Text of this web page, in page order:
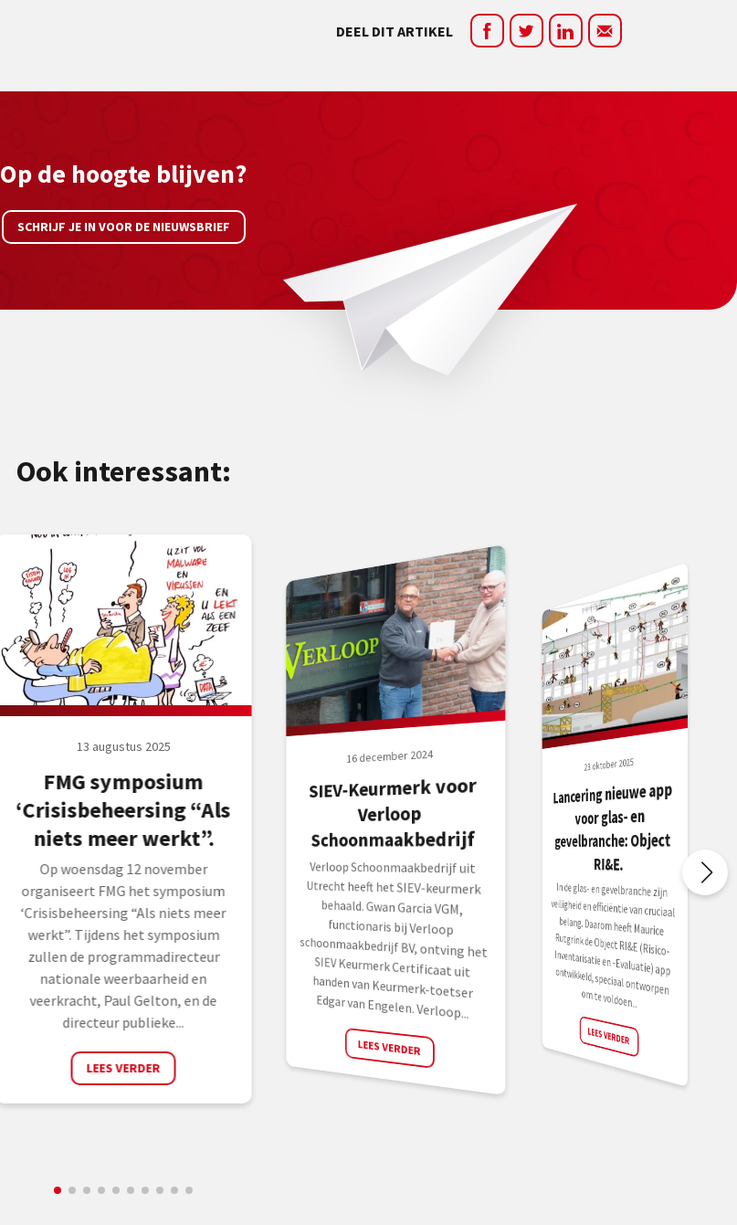
DEEL DIT ARTIKEL
Op de hoogte blijven?
SCHRIJF JE IN VOOR DE NIEUWSBRIEF
Ook interessant:
13 augustus 2025
FMG symposium
‘Crisisbeheersing “Als
niets meer werkt”.
Op woensdag 12 november
organiseert FMG het symposium
‘Crisisbeheersing “Als niets meer
werkt”. Tijdens het symposium
zullen de programmadirecteur
nationale weerbaarheid en
veerkracht, Paul Gelton, en de
directeur publieke...
LEES VERDER
16 december 2024
SIEV-Keurmerk voor
Verloop
Schoonmaakbedrijf
Verloop Schoonmaakbedrijf uit
Utrecht heeft het SIEV-keurmerk
behaald. Gwan Garcia VGM,
functionaris bij Verloop
schoonmaakbedrijf BV, ontving het
SIEV Keurmerk Certificaat uit
handen van Keurmerk-toetser
Edgar van Engelen. Verloop...
LEES VERDER
23 oktober 2025
Lancering nieuwe app
voor glas- en
gevelbranche: Object
RI&E.
In de glas- en gevelbranche zijn
veiligheid en efficiëntie van cruciaal
belang. Daarom heeft Maurice
Rutgrink de Object RI&E (Risico-
Inventarisatie en -Evaluatie) app ontwikkeld, speciaal ontworpen
om te voldoen...
LEES VERDER